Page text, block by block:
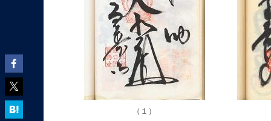
（１）